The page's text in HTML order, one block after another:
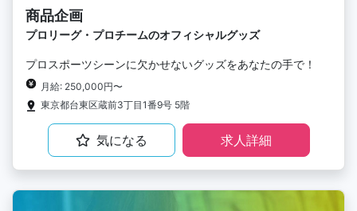
商品企画
プロリーグ・プロチームのオフィシャルグッズ
プロスポーツシーンに欠かせないグッズをあなたの手で！
月給: 250,000円〜
東京都台東区蔵前3丁目1番9号 5階
気になる 求人詳細